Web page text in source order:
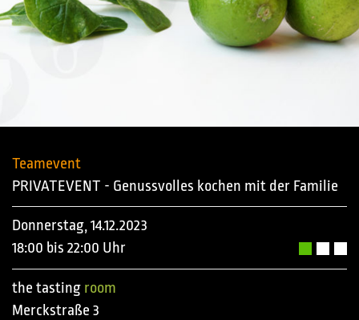
Teamevent
PRIVATEVENT - Genussvolles kochen mit der Familie
Donnerstag, 14.12.2023
18:00 bis 22:00 Uhr
the tasting room
Merckstraße 3